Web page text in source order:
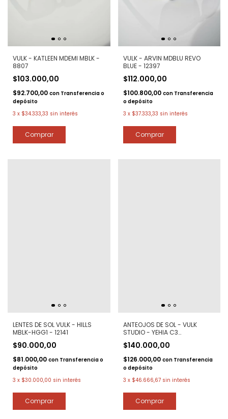
VULK - KATLEEN MDEMI MBLK -
8807
$103.000,00
$92.700,00 con Transferencia o
depósito
3 x $34.333,33 sin interés
VULK - ARVIN MDBLU REVO
BLUE - 12397
$112.000,00
$100.800,00 con Transferencia
o depósito
3 x $37.333,33 sin interés
LENTES DE SOL VULK - HILLS
MBLK-HGG1 - 12141
$90.000,00
$81.000,00 con Transferencia o
depósito
3 x $30.000,00 sin interés
ANTEOJOS DE SOL - VULK
STUDIO - YEHIA C3
$140.000,00
$126.000,00 con Transferencia
o depósito
3 x $46.666,67 sin interés